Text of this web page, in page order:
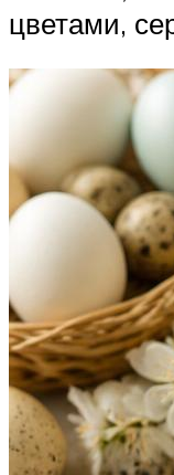
цветами,